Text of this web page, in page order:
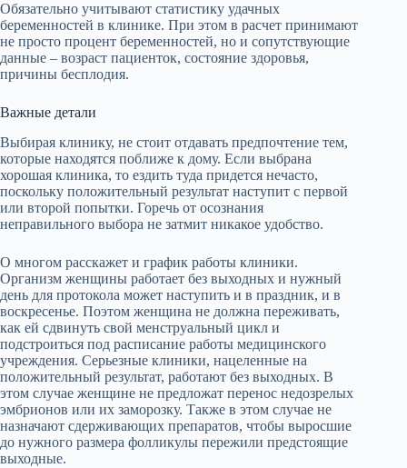
Обязательно учитывают статистику удачных
беременностей в клинике. При этом в расчет принимают
не просто процент беременностей, но и сопутствующие
данные – возраст пациенток, состояние здоровья,
причины бесплодия.
Важные детали
Выбирая клинику, не стоит отдавать предпочтение тем,
которые находятся поближе к дому. Если выбрана
хорошая клиника, то ездить туда придется нечасто,
поскольку положительный результат наступит с первой
или второй попытки. Горечь от осознания
неправильного выбора не затмит никакое удобство.
О многом расскажет и график работы клиники.
Организм женщины работает без выходных и нужный
день для протокола может наступить и в праздник, и в
воскресенье. Поэтом женщина не должна переживать,
как ей сдвинуть свой менструальный цикл и
подстроиться под расписание работы медицинского
учреждения. Серьезные клиники, нацеленные на
положительный результат, работают без выходных. В
этом случае женщине не предложат перенос недозрелых
эмбрионов или их заморозку. Также в этом случае не
назначают сдерживающих препаратов, чтобы выросшие
до нужного размера фолликулы пережили предстоящие
выходные.